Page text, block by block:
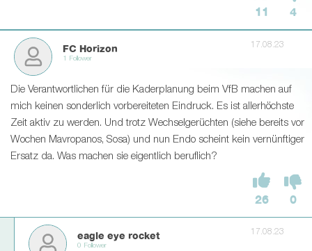
11 4
FC Horizon
1 Follower
17.08.23
Die Verantwortlichen für die Kaderplanung beim VfB machen auf
mich keinen sonderlich vorbereiteten Eindruck. Es ist allerhöchste
Zeit aktiv zu werden. Und trotz Wechselgerüchten (siehe bereits vor
Wochen Mavropanos, Sosa) und nun Endo scheint kein vernünftiger
Ersatz da. Was machen sie eigentlich beruflich?
26 0
eagle eye rocket
0 Follower
17.08.23